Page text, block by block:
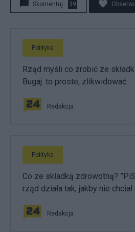
Skomentuj 39
Polityka
Rząd myśli co zrobić ze
Bugaj: to proste, zlikwidować
Redakcja
Polityka
Co ze składką zdrowotną?
rząd działa tak, jakby nie
Redakcja